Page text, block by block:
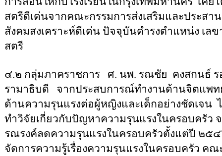
สตรีดีเด่นจากคณะกรรมการส่งเสริมและประสา
สังคมสงเคราะห์ดีเด่น ปัจจุบันดำรงตำแหน่ง เล
สตรี
๔.๒ กลุ่มภาคราชการ ศ. นพ. รณชัย คงสกนธ์
รามาธิบดี
จากประสบการณ์ทำงานด้านจิตแพ
ด้านความรุนแรงต่อผู้หญิงและเด็กอย่างชัดเจน
ทำวิจัยเกี่ยวกับปัญหาความรุนแรงในครอบครัว
รณรงค์ลดความรุนแรงในครอบครัวตั้งแต่ปี ๒๕
จัดการความรู้เรื่องความรุนแรงในครอบครัว ค